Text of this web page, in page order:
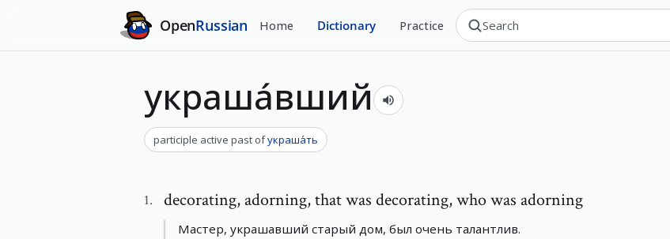
OpenRussian Home Dictionary Practice
украша́вший
participle active past ofукраша́ть
1. decorating, adorning, that was decorating, who was adorning
Мастер, украшавший старый дом, был очень талантлив.